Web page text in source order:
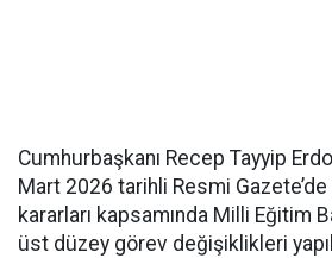
Cumhurbaşkanı Recep Tayyip
Mart 2026 tarihli Resmi Gazete’de
kararları kapsamında Milli Eğitim
üst düzey görev değişiklikleri